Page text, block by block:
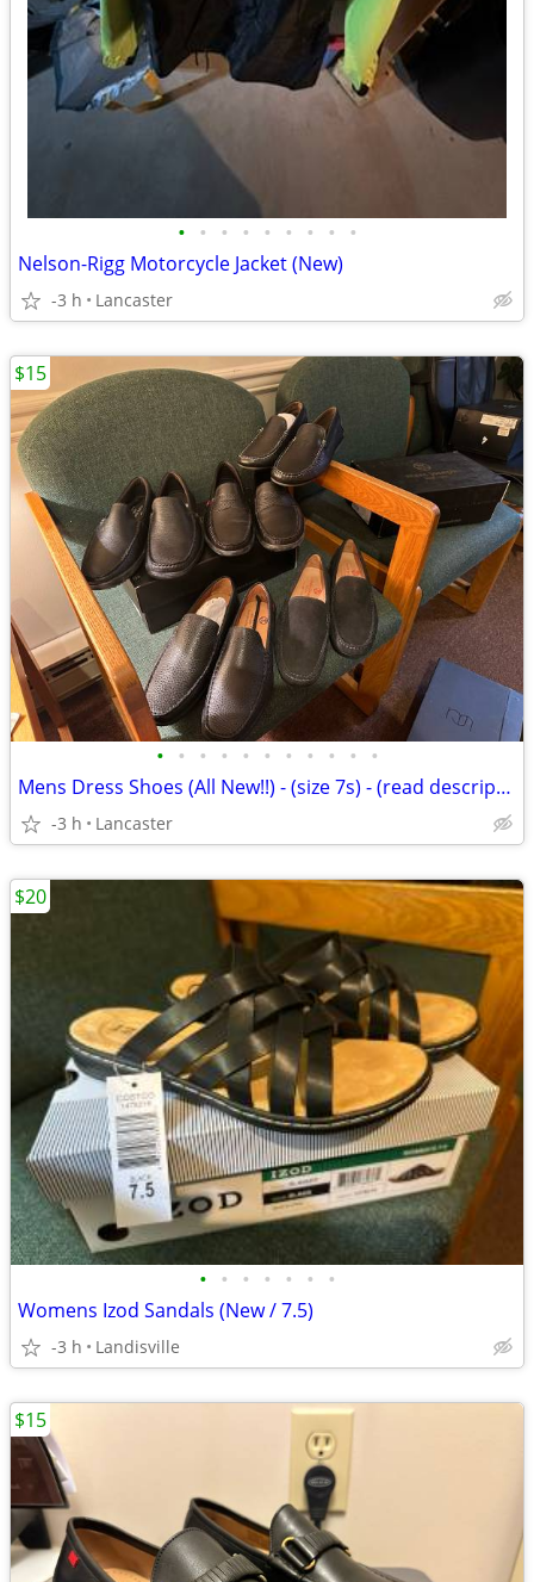
• • • • • • • • •
Nelson-Rigg Motorcycle Jacket (New)
-3 h Lancaster
• • • • • • • • • • •
Mens Dress Shoes (All New!!) - (size 7s) - (read description)
-3 h Lancaster
$15
• • • • • • •
Womens Izod Sandals (New / 7.5)
-3 h Landisville
$20
$15